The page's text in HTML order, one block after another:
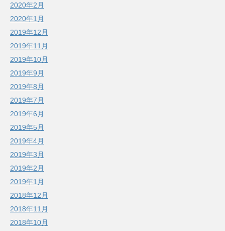
2020年2月
2020年1月
2019年12月
2019年11月
2019年10月
2019年9月
2019年8月
2019年7月
2019年6月
2019年5月
2019年4月
2019年3月
2019年2月
2019年1月
2018年12月
2018年11月
2018年10月